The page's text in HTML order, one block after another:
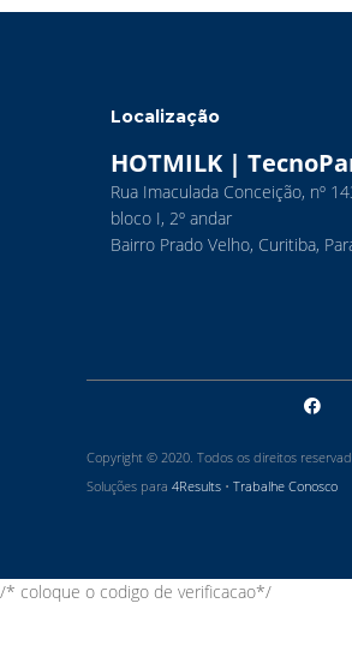
Localização
HOTMILK |
Rua Imaculada Conceição, nº
bloco I, 2º andar
Bairro Prado Velho, Curitiba,
Copyright © 2020. Todos os direitos
Soluções para 4Results • Trabalhe Conosco
/* coloque o codigo de verificacao*/